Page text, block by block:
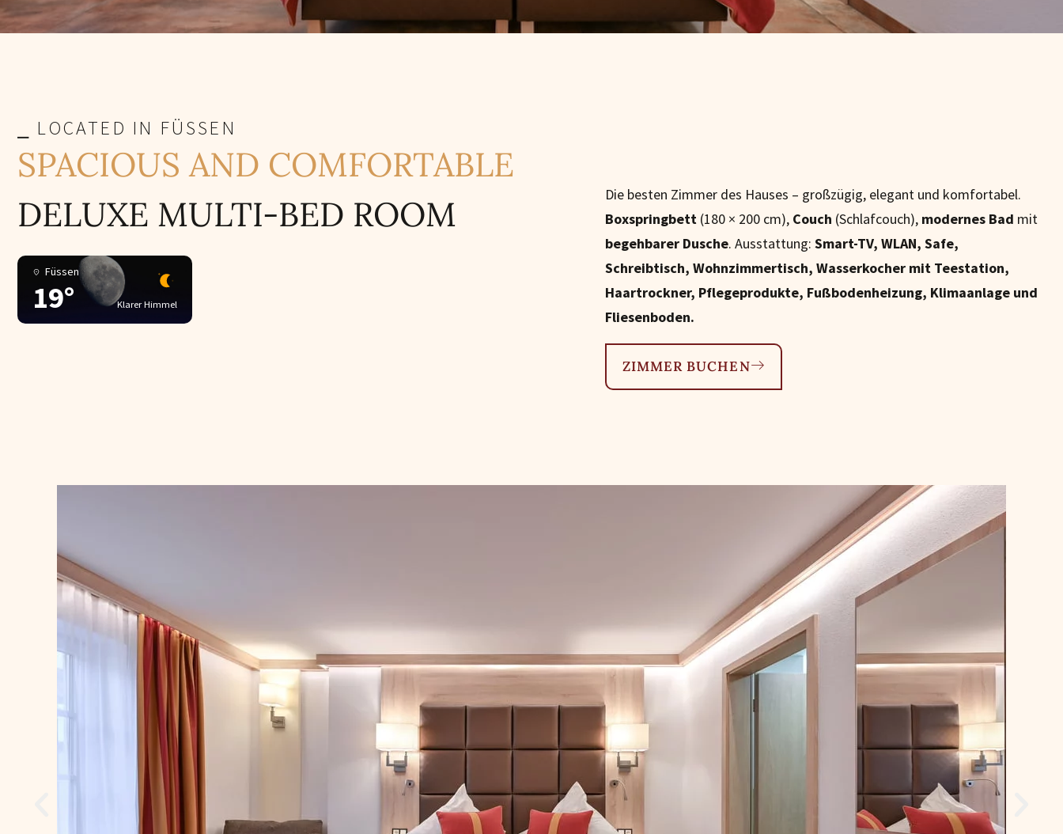
⎯ LOCATED IN FÜSSEN
SPACIOUS AND COMFORTABLE
DELUXE MULTI-BED ROOM
Füssen
19° Klarer Himmel
Die besten Zimmer des Hauses – großzügig, elegant und komfortabel.
Boxspringbett (180 × 200 cm), Couch (Schlafcouch), modernes Bad mit
begehbarer Dusche. Ausstattung:Smart-TV, WLAN, Safe,
Schreibtisch, Wohnzimmertisch, Wasserkocher mit Teestation,
Haartrockner, Pflegeprodukte, Fußbodenheizung, Klimaanlage und
Fliesenboden.
ZIMMER BUCHEN